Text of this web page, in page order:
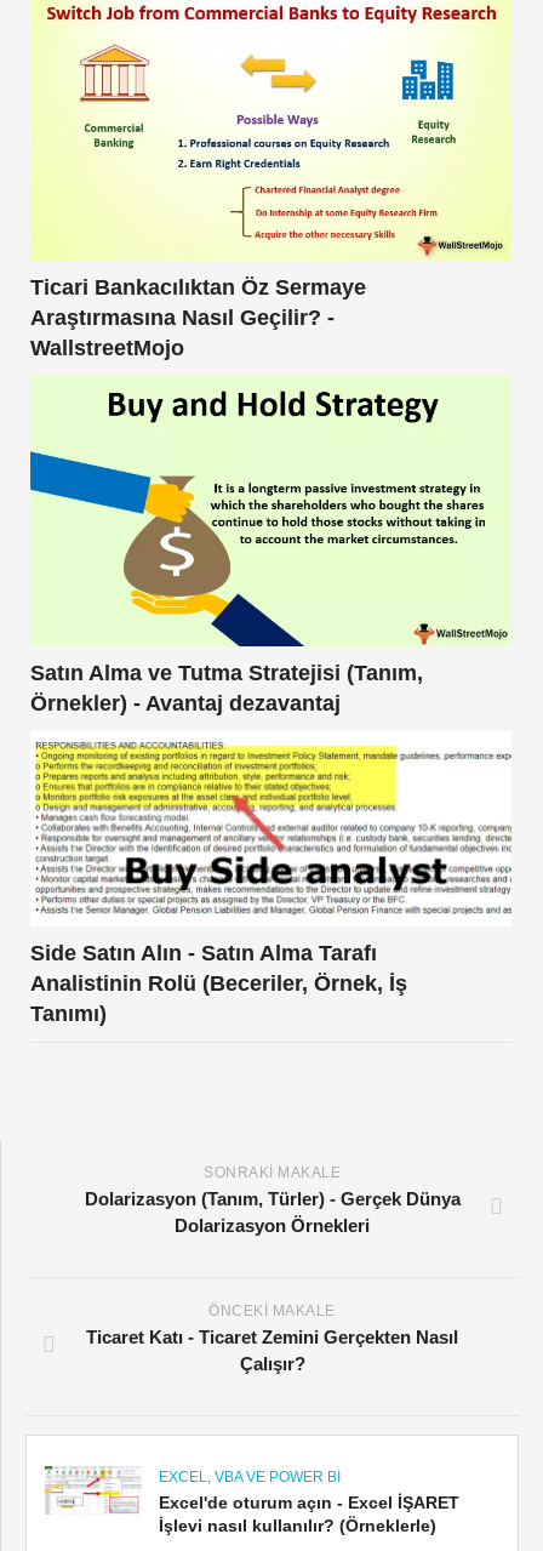
Ticari Bankacılıktan Öz Sermaye
Araştırmasına Nasıl Geçilir? -
WallstreetMojo
Satın Alma ve Tutma Stratejisi (Tanım,
Örnekler) - Avantaj dezavantaj
Side Satın Alın - Satın Alma Tarafı
Analistinin Rolü (Beceriler, Örnek, İş
Tanımı)
SONRAKI MAKALE
Dolarizasyon (Tanım, Türler) - Gerçek Dünya
Dolarizasyon Örnekleri
ÖNCEKI MAKALE
Ticaret Katı - Ticaret Zemini Gerçekten Nasıl
Çalışır?
EXCEL, VBA VE POWER BI
Excel'de oturum açın - Excel İŞARET
İşlevi nasıl kullanılır? (Örneklerle)